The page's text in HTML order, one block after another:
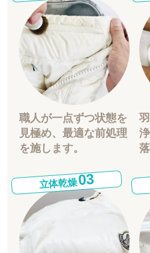
職人が一点ずつ状態を
見極め、最適な前処理
を施します。
立体乾燥03